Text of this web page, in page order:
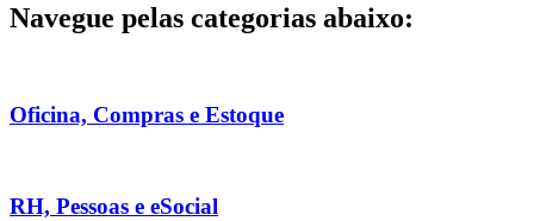
Navegue pelas categorias abaixo:
Oficina, Compras e Estoque
RH, Pessoas e eSocial